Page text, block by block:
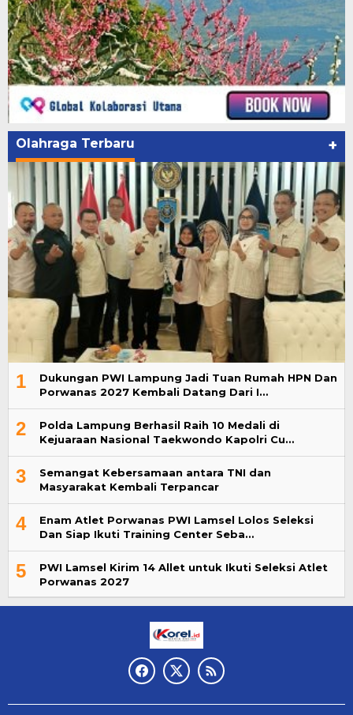
Olahraga Terbaru +
1
Dukungan PWI Lampung Jadi Tuan Rumah HPN Dan
Porwanas 2027 Kembali Datang Dari I…
2
Polda Lampung Berhasil Raih 10 Medali di
Kejuaraan Nasional Taekwondo Kapolri Cu…
3
Semangat Kebersamaan antara TNI dan
Masyarakat Kembali Terpancar
4
Enam Atlet Porwanas PWI Lamsel Lolos Seleksi
Dan Siap Ikuti Training Center Seba…
5
PWI Lamsel Kirim 14 Allet untuk Ikuti Seleksi Atlet
Porwanas 2027